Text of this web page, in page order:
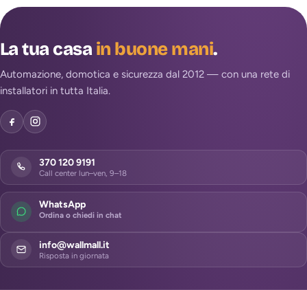
La tua casain buone mani.
Automazione, domotica e sicurezza dal 2012 — con una rete di
installatori in tutta Italia.
370 120 9191
Call center lun–ven, 9–18
WhatsApp
Ordina o chiedi in chat
info@wallmall.it
Risposta in giornata